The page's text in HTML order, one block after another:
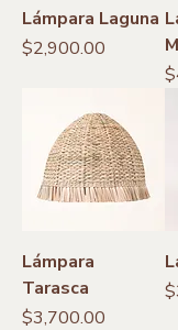
Lámpara Laguna
Precio
$2,900.00
Lámpara
Tarasca
Precio
$3,700.00